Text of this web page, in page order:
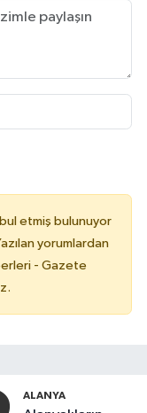
etmiş bulunuyor
yorumlardan
- Gazete
ALANYA